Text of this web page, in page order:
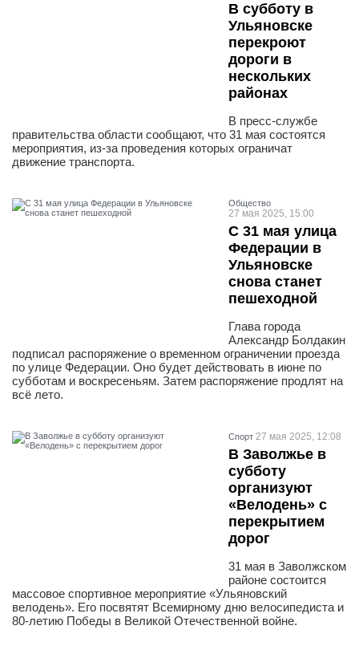
В субботу в
Ульяновске
перекроют
дороги в
нескольких
районах
В пресс-службе
правительства области сообщают, что 31 мая состоятся
мероприятия, из-за проведения которых ограничат
движение транспорта.
Общество
27 мая 2025, 15:00
С 31 мая улица
Федерации в
Ульяновске
снова станет
пешеходной
Глава города
Александр Болдакин
подписал распоряжение о временном ограничении проезда
по улице Федерации. Оно будет действовать в июне по
субботам и воскресеньям. Затем распоряжение продлят на
всё лето.
Спорт 27 мая 2025, 12:08
В Заволжье в
субботу
организуют
«Велодень» с
перекрытием
дорог
31 мая в Заволжском
районе состоится
массовое спортивное мероприятие «Ульяновский
велодень». Его посвятят Всемирному дню велосипедиста и
80-летию Победы в Великой Отечественной войне.